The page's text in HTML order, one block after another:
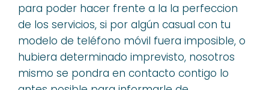
para poder hacer frente a la la perfeccion
de los servicios, si por algún casual con tu
modelo de teléfono móvil fuera imposible, o
hubiera determinado imprevisto, nosotros
mismo se pondra en contacto contigo lo